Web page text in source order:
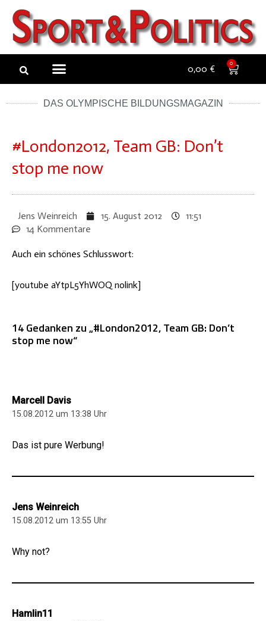
Zum
Inhalt
springen
0,00 € 0
DAS OLYMPISCHE BILDUNGSMAGAZIN
#London2012, Team GB: Don’t
stop me now
Jens Weinreich 15. August 2012
11:51
14 Kommentare
Auch ein schönes Schlusswort:
[youtube aYtpL5YhWOQ nolink]
14 Gedanken zu „#London2012, Team GB: Don’t
stop me now“
Marcell Davis
15.08.2012 um 13:38 Uhr
Das ist pure Werbung!
Jens Weinreich
15.08.2012 um 13:55 Uhr
Why not?
Hamlin11